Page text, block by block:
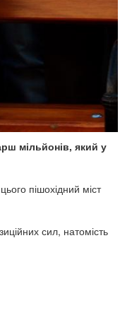
мільйонів, який у
пішохідний міст
сил, натомість